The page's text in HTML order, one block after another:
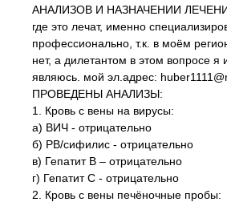
АНАЛИЗОВ И НАЗНАЧЕНИИ
где это лечат, именно
профессионально, т.к. в моём
нет, а дилетантом в этом вопросе
являюсь. мой эл.адрес:
ПРОВЕДЕНЫ АНАЛИЗЫ:
1. Кровь с вены на вирусы:
а) ВИЧ - отрицательно
б) РВ/сифилис - отрицательно
в) Гепатит В – отрицательно
г) Гепатит С - отрицательно
2. Кровь с вены печёночные пробы: